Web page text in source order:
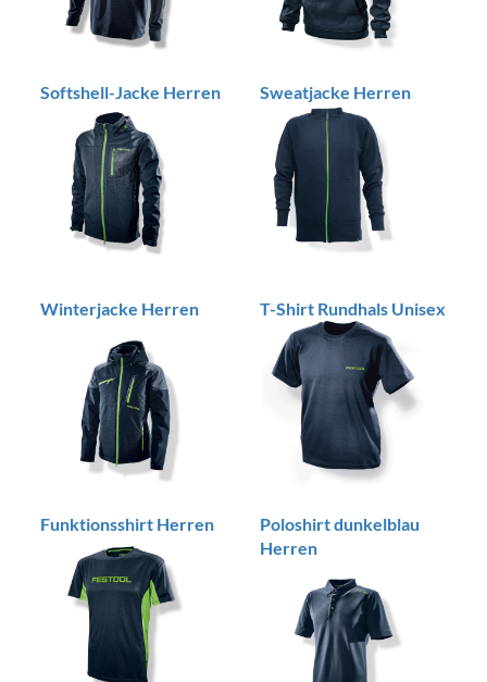
Softshell-Jacke Herren Sweatjacke Herren
Winterjacke Herren T-Shirt Rundhals Unisex
Funktionsshirt Herren
Poloshirt dunkelblau
Herren